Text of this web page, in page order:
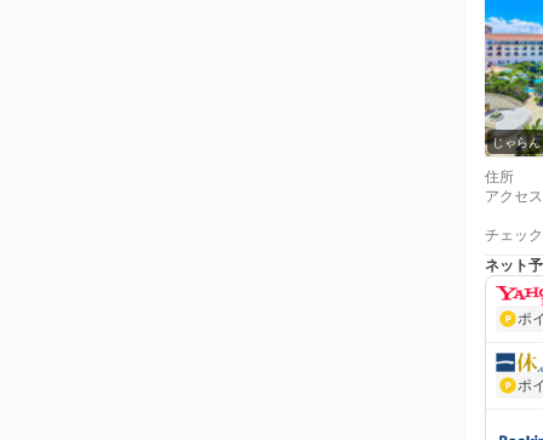
じゃらん
住所
アクセス
チェッ
ネット
ポ
ポ